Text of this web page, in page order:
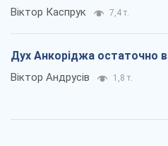
Віктор Каспрук 7,4 т.
Дух Анкоріджа остаточно
Віктор Андрусів 1,8 т.